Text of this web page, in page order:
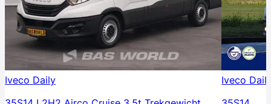
Iveco Daily
Iveco